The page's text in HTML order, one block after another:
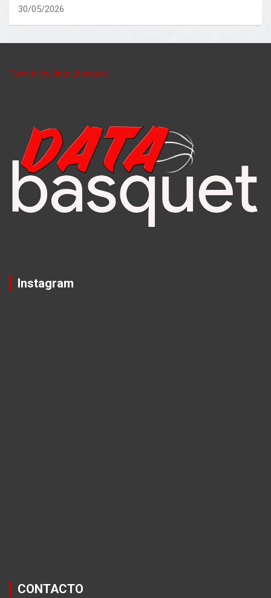
30/05/2026
Tweets by data_basquet
Instagram
CONTACTO